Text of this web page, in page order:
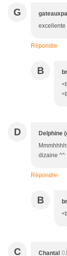
G
excellente
Répondre
B
D Delphine
dizaine ^^
Répondre
B
C Chantal